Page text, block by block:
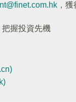
，
握投資先機